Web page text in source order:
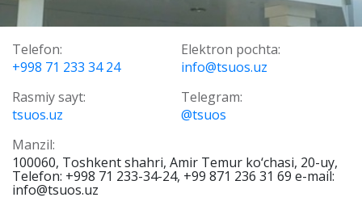
Telefon:
+998 71 233 34 24
Elektron pochta:
info@tsuos.uz
Rasmiy sayt:
tsuos.uz
Telegram:
@tsuos
Manzil:
100060, Toshkent shahri, Amir Temur ko‘chasi, 20-uy,
Telefon: +998 71 233-34-24, +99 871 236 31 69 e-mail:
info@tsuos.uz